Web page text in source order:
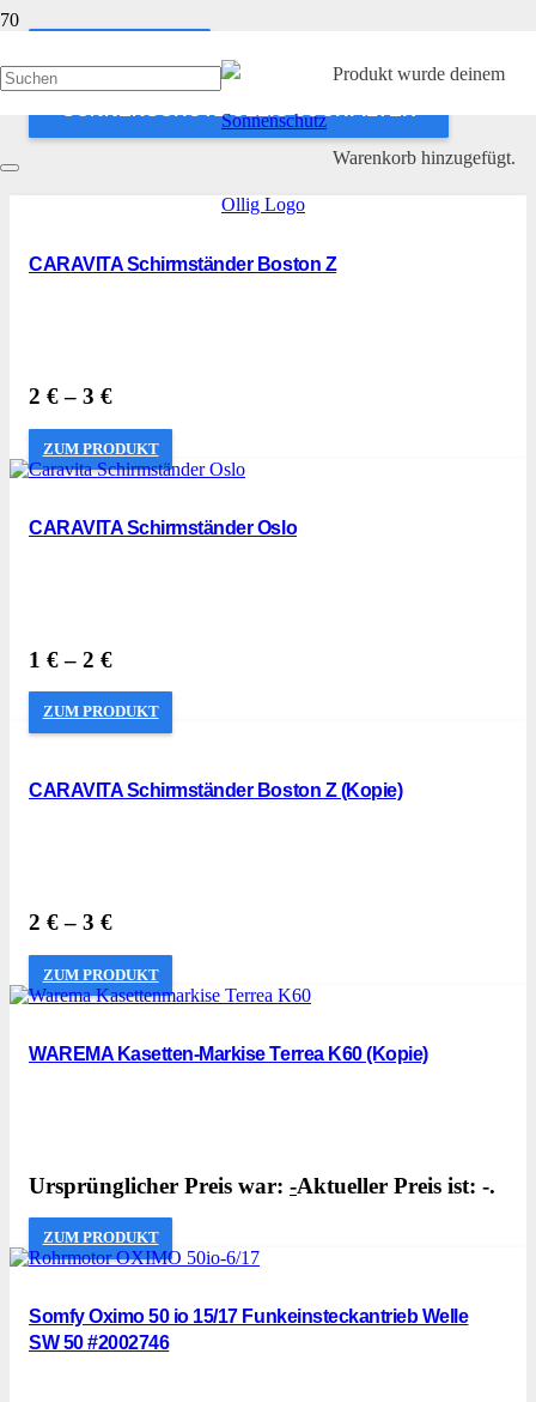
Produktwurde deinem
Warenkorb hinzugefügt.
SONNENSCHUTZ OLLIG SUCHFILTER
CARAVITA Schirmständer Boston Z
2 €– 3 €
ZUM PRODUKT
CARAVITA Schirmständer Oslo
1 €– 2 €
ZUM PRODUKT
CARAVITA Schirmständer Boston Z (Kopie)
2 €– 3 €
ZUM PRODUKT
WAREMA Kasetten-Markise Terrea K60 (Kopie)
Ursprünglicher Preis war: -Aktueller Preis ist: -.
ZUM PRODUKT
Somfy Oximo 50 io 15/17 Funkeinsteckantrieb Welle
SW 50 #2002746